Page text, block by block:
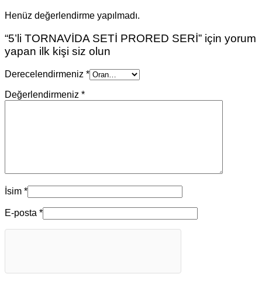
Henüz değerlendirme yapılmadı.
“5’li TORNAVİDA SETİ PRORED SERİ” için yorum
yapan ilk kişi siz olun
Derecelendirmeniz *
Değerlendirmeniz *
İsim *
E-posta *